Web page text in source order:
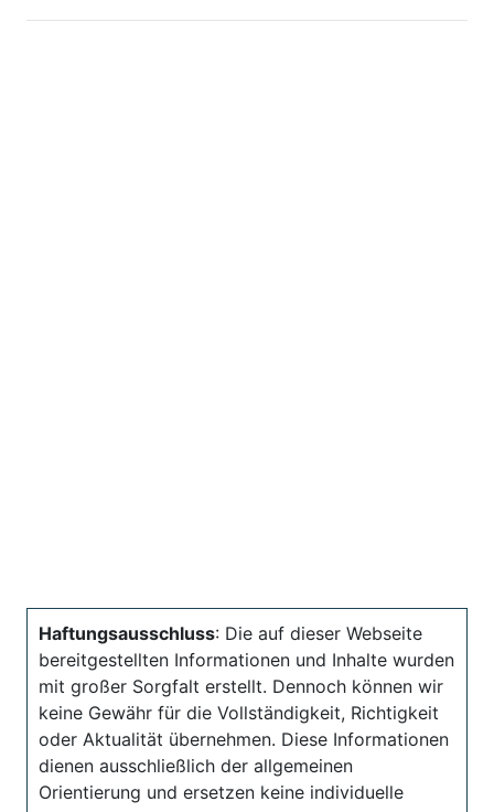
Haftungsausschluss: Die auf dieser Webseite
bereitgestellten Informationen und Inhalte wurden
mit großer Sorgfalt erstellt. Dennoch können wir
keine Gewähr für die Vollständigkeit, Richtigkeit
oder Aktualität übernehmen. Diese Informationen
dienen ausschließlich der allgemeinen
Orientierung und ersetzen keine individuelle